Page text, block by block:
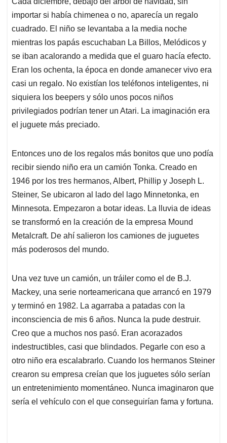
s
A
p
p
b
o
o
k
e
d
I
n
l
a
d
s
importar si había chimenea o no, aparecía un regalo
cuadrado. El niño se levantaba a la media noche
mientras los papás escuchaban La Billos, Melódicos y
se iban acalorando a medida que el guaro hacía efecto.
Eran los ochenta, la época en donde amanecer vivo era
casi un regalo. No existían los teléfonos inteligentes, ni
siquiera los beepers y sólo unos pocos niños
privilegiados podrían tener un Atari. La imaginación era
el juguete más preciado.
Entonces uno de los regalos más bonitos que uno podía
recibir siendo niño era un camión Tonka. Creado en
1946 por los tres hermanos, Albert, Phillip y Joseph L.
Steiner, Se ubicaron al lado del lago Minnetonka, en
Minnesota. Empezaron a botar ideas. La lluvia de ideas
se transformó en la creación de la empresa Mound
Metalcraft. De ahí salieron los camiones de juguetes
más poderosos del mundo.
Una vez tuve un camión, un tráiler como el de B.J.
Mackey, una serie norteamericana que arrancó en 1979
y terminó en 1982. La agarraba a patadas con la
inconsciencia de mis 6 años. Nunca la pude destruir.
Creo que a muchos nos pasó. Eran acorazados
indestructibles, casi que blindados. Pegarle con eso a
otro niño era escalabrarlo. Cuando los hermanos Steiner
crearon su empresa creían que los juguetes sólo serían
un entretenimiento momentáneo. Nunca imaginaron que
sería el vehículo con el que conseguirían fama y fortuna.